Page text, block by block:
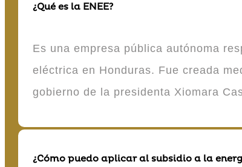
¿Qué es la ENEE?
Es una empresa pública autónoma
eléctrica en Honduras. Fue creada
gobierno de la presidenta Xiomara
¿Cómo puedo aplicar al subsidio a la